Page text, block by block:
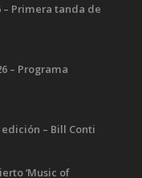
– Primera tanda de
– Programa
edición – Bill Conti
‘Music of